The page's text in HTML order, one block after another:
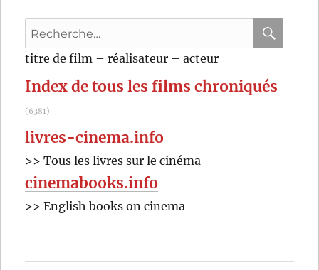
de
Rafelson
Recherche
pour
:
titre de film – réalisateur – acteur
Index de tous les films chroniqués
(6381)
livres-cinema.info
>> Tous les livres sur le cinéma
cinemabooks.info
>> English books on cinema